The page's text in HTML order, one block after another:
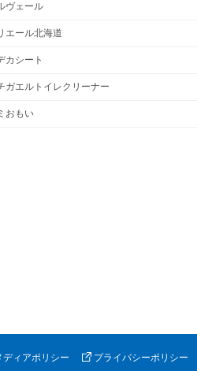
ヴェール
エール北海道
カシート
ガエルトイレクリーナー
おもい
ディアポリシー プライバシーポリシー